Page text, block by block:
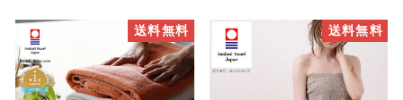
送料無料 送料無料